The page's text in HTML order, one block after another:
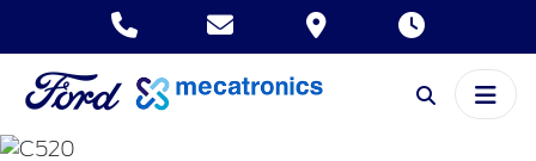
KUGA